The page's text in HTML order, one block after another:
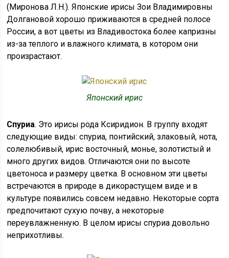
(Миронова Л.Н.). Японские ирисы Зои Владимировны
Долгановой хорошо приживаются в средней полосе
России, а вот цветы из Владивостока более капризны
из-за теплого и влажного климата, в котором они
произрастают.
Японский ирис
Спуриа. Это ирисы рода Ксиридион. В группу входят
следующие виды: спуриа, понтийский, злаковый, нота,
солелюбивый, ирис восточный, монье, золотистый и
много других видов. Отличаются они по высоте
цветоноса и размеру цветка. В основном эти цветы
встречаются в природе в дикорастущем виде и в
культуре появились совсем недавно. Некоторые сорта
предпочитают сухую почву, а некоторые
переувлажненную. В целом ирисы спуриа довольно
неприхотливы.